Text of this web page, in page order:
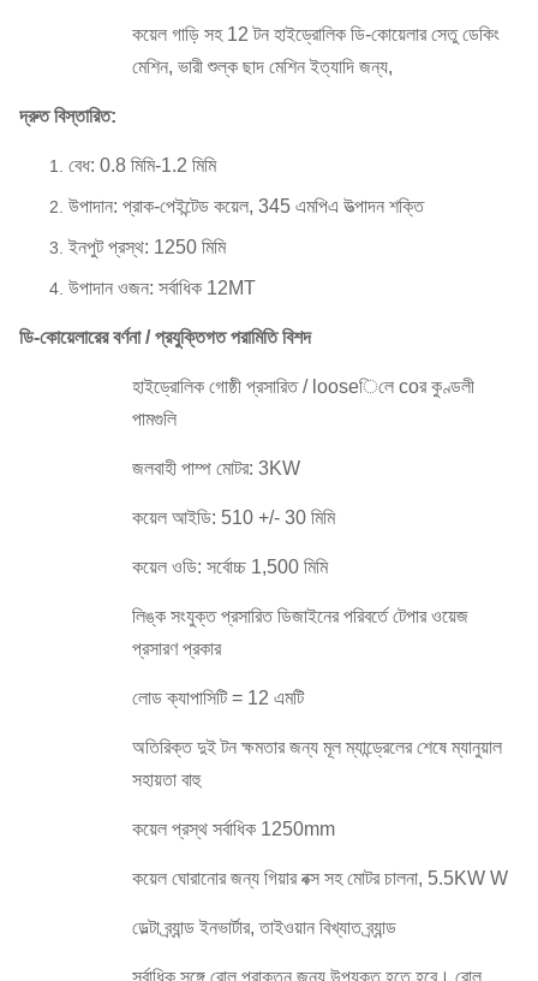
কয়েল গাড়ি সহ 12 টন হাইড্রোলিক ডি-কোয়েলার সেতু ডেকিং
মেশিন, ভারী শুল্ক ছাদ মেশিন ইত্যাদি জন্য,
দ্রুত বিস্তারিত:
বেধ: 0.8 মিমি-1.2 মিমি
উপাদান: প্রাক-পেইন্টেড কয়েল, 345 এমপিএ উত্পাদন শক্তি
ইনপুট প্রস্থ: 1250 মিমি
উপাদান ওজন: সর্বাধিক 12MT
ডি-কোয়েলারের বর্ণনা / প্রযুক্তিগত পরামিতি বিশদ
হাইড্রোলিক গোষ্ঠী প্রসারিত / looseিলে coর কুণ্ডলী
পামগুলি
জলবাহী পাম্প মোটর: 3KW
কয়েল আইডি: 510 +/- 30 মিমি
কয়েল ওডি: সর্বোচ্চ 1,500 মিমি
লিঙ্ক সংযুক্ত প্রসারিত ডিজাইনের পরিবর্তে টেপার ওয়েজ
প্রসারণ প্রকার
লোড ক্যাপাসিটি = 12 এমটি
অতিরিক্ত দুই টন ক্ষমতার জন্য মূল ম্যান্ড্রেলের শেষে ম্যানুয়াল
সহায়তা বাহু
কয়েল প্রস্থ সর্বাধিক 1250mm
কয়েল ঘোরানোর জন্য গিয়ার বক্স সহ মোটর চালনা, 5.5KW W
ডেল্টা ব্র্যান্ড ইনভার্টার, তাইওয়ান বিখ্যাত ব্র্যান্ড
সর্বাধিক সঙ্গে রোল প্রাক্তন জন্য উপযুক্ত হতে হবে। রোল